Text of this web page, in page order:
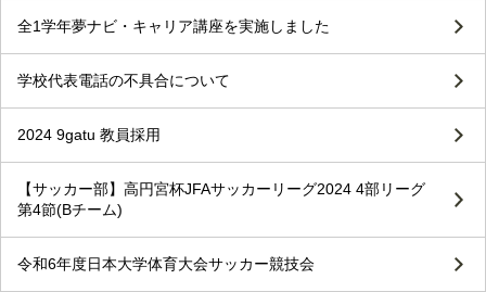
全1学年夢ナビ・キャリア講座を実施しました
学校代表電話の不具合について
2024 9gatu 教員採用
【サッカー部】高円宮杯JFAサッカーリーグ2024 4部リーグ
第4節(Bチーム)
令和6年度日本大学体育大会サッカー競技会